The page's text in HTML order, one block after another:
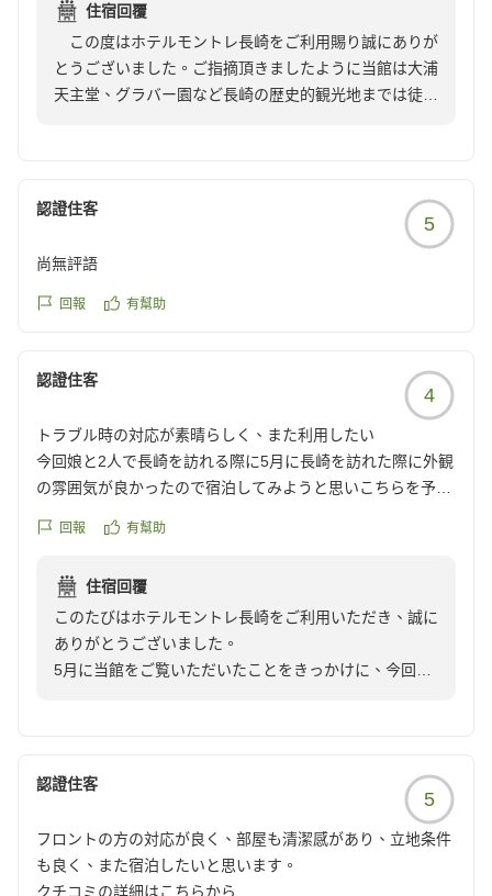
スペースがなかったですが、安くすませたかったの致し方な
シモンズベットのおかげでとても良く眠れました。
駐車場はインターホンでホテルの方を呼び、車用エレベータ
帰り温泉によって帰って来ました。
クチコミの詳細はこちらから
reviewId=33123478183345
住宿回覆
この度はホテルモントレ長崎をご利用賜り誠にありが
とうございました。ご指摘頂きましたように当館は大浦
天主堂、グラバー園など長崎の歴史的観光地までは徒歩
イプでスタンダードベッド、エキストラベッド共に2台
づつ、計4台のベッドでお部屋を覆うこととなりご不便
をおかけしましたこと、たいへん申し訳のないことでご
りお休み頂けたご様子をお伝え頂き深く感謝申し上げま
申し上げます。
長崎へお越し頂く再びの機会を頂戴できました折に
は、ホテルモントレ長崎にて再度お会いできますようス
タッフ一同切に願い祈る次第でございます。
厳しき暑さが続く真夏の中、どうかお身体にはくれぐ
れもご留意くださいますよう。
認證住客
5
尚無評語
回報 有幫助
認證住客
4
トラブル時の対応が素晴らしく、また利用したい
今回娘と2人で長崎を訪れる際に5月に長崎を訪れた際に外観
の雰囲気が良かったので宿泊してみようと思いこちらを予約
朝食でちょっとしたトラブルがあったものの支配人、料理
好印象でした。
喫煙所が24時間利用出来ない事が少し不便でしたが気持ち良
く対策させて頂きました。
朝食ビュッフェはご当地グルメもあり、和洋メニューも多彩
お洒落で凄く良かったです。
強いて不満をあげるなら室温調整が効きにくかった事位でし
ょうか。集中監視で制御されているのか直ぐに冷やしたり、
少し温度を上げたりといった細かい調整が効きにくい印象を
持ちました。
回報 有幫助
住宿回覆
このたびはホテルモントレ長崎をご利用いただき、誠に
ありがとうございました。
5月に当館をご覧いただいたことをきっかけに、今回お
が、支配人や料理長、フロントスタッフの対応に温かい
朝食ビュッフェにつきましても、ご当地グルメをはじめ
和洋さまざまなお料理をお楽しみいただけたとのこと、
大変嬉しく拝読いたしました。
認證住客
5
フロントの方の対応が良く、部屋も清潔感があり、立地条件
も良く、また宿泊したいと思います。
クチコミの詳細はこちらから